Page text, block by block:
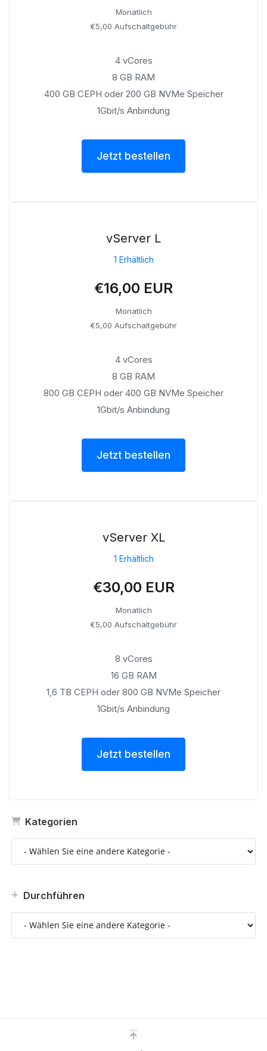
Kategorien
Durchführen
Monatlich
€5,00 Aufschaltgebühr
4 vCores
8 GB RAM
400 GB CEPH oder 200 GB NVMe Speicher
1Gbit/s Anbindung
Jetzt bestellen
vServer L
1 Erhältlich
€16,00 EUR
Monatlich
€5,00 Aufschaltgebühr
4 vCores
8 GB RAM
800 GB CEPH oder 400 GB NVMe Speicher
1Gbit/s Anbindung
Jetzt bestellen
vServer XL
1 Erhältlich
€30,00 EUR
Monatlich
€5,00 Aufschaltgebühr
8 vCores
16 GB RAM
1,6 TB CEPH oder 800 GB NVMe Speicher
1Gbit/s Anbindung
Jetzt bestellen